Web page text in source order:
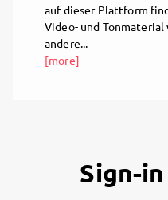
auf dieser Plattform
Video- und
andere...
[more]
Sign-